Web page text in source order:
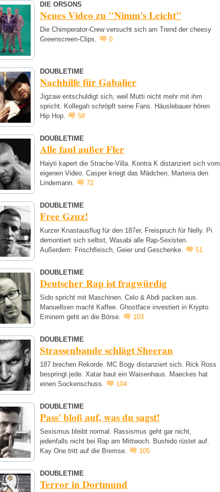
DIE ORSONS
Neues Video zu "Nimm's Leicht"
Die Chimperator-Crew versucht sich am Trend der cheesy
Greenscreen-Clips.
0
DOUBLETIME
Nachhilfe für Gabalier
Jigzaw entschuldigt sich, weil Mutti nicht mehr mit ihm
spricht. Kollegah schröpft seine Fans. Häuslebauer hören
Hip Hop.
58
DOUBLETIME
Alle faul außer Fler
Haiyti kapert die Strache-Villa. Kontra K distanziert sich vom
eigenen Video. Casper kriegt das Mädchen, Marteria den
Lindemann.
72
DOUBLETIME
Free Gzuz!
Kurzer Knastausflug für den 187er, Freispruch für Nelly. Pi
demontiert sich selbst, Wasabi alle Rap-Sexisten.
Außerdem: Frischfleisch, Geier und Geschenke.
51
DOUBLETIME
Deutscher Rap ist fragwürdig
Sido spricht mit Maschinen. Celo & Abdi packen aus.
Manuellsen macht Kaffee. Ghostface investiert in Krypto.
Eminem geht an die Börse.
103
DOUBLETIME
Strassenbande schlägt Sheeran
187 brechen Rekorde. MC Bogy distanziert sich. Rick Ross
bespringt jede. Xatar baut ein Waisenhaus. Maeckes hat
einen Sockenschuss.
104
DOUBLETIME
Pass' bloß auf, was du sagst!
Sexismus bleibt normal. Rassismus geht gar nicht,
jedenfalls nicht bei Rap am Mittwoch. Bushido rüstet auf.
Kay One tritt auf die Bremse.
105
DOUBLETIME
Terror in Dortmund